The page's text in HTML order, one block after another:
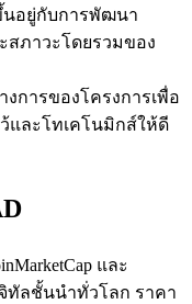
ถึงข้อมูลการค้า ฯลฯ
นอยู่กับการพัฒนา
ภาวะโดยรวมของ
การของโครงการเพื่อ
และโทเคโนมิกส์ให้ดี
และ
ทัลชั้นนำทั่วโลก ราคา